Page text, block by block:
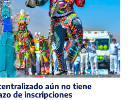
aún no tiene
de inscripciones